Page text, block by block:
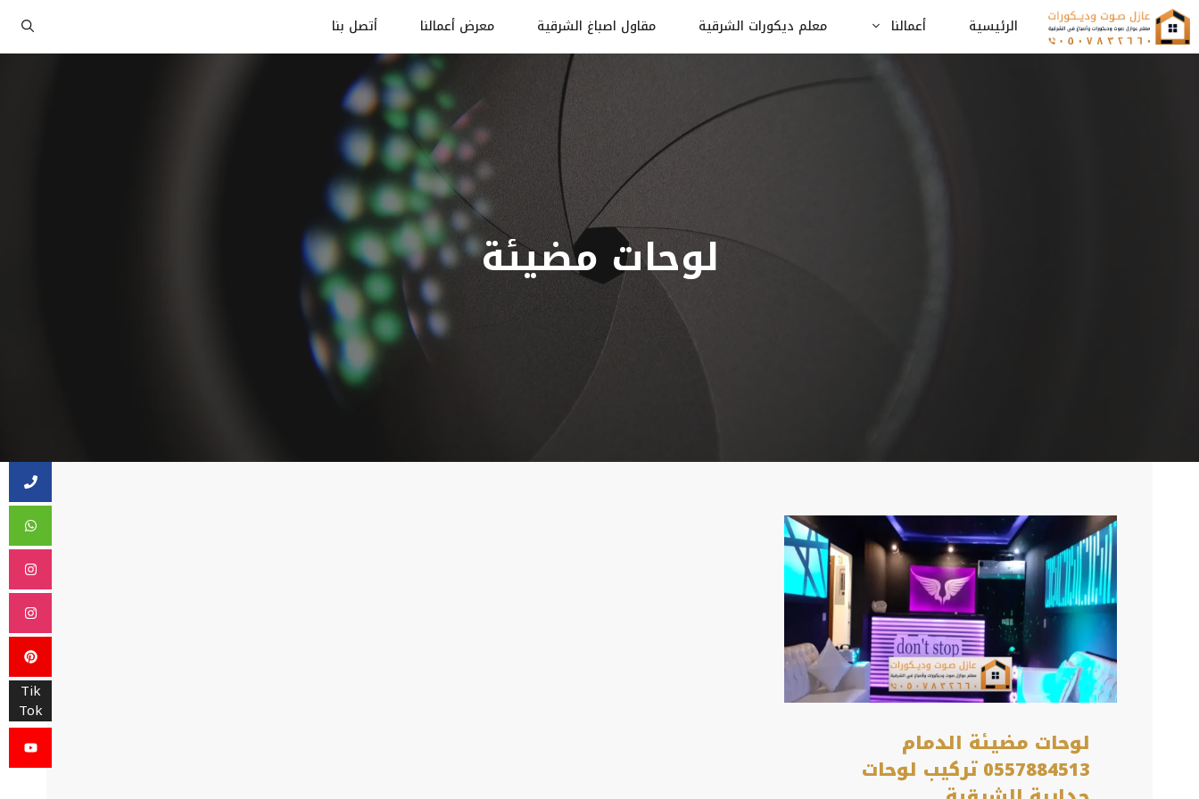
انتقل
إلى
المحتوى
الرئيسية أعمالنا معلم ديكورات الشرقية مقاول اصباغ الشرقية معرض أعمالنا أتصل بنا
لوحات مضيئة
Tik
Tok
لوحات مضيئة الدمام
0557884513 تركيب لوحات